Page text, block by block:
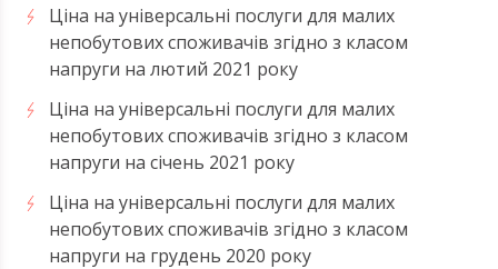
Ціна на універсальні послуги для малих
непобутових споживачів згідно з класом
напруги на лютий 2021 року
Ціна на універсальні послуги для малих
непобутових споживачів згідно з класом
напруги на січень 2021 року
Ціна на універсальні послуги для малих
непобутових споживачів згідно з класом
напруги на грудень 2020 року